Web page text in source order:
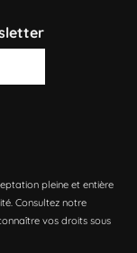
pleine et entière
Consultez notre
vos droits sous